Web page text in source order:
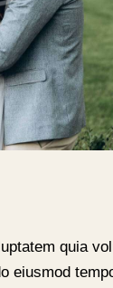
quia
eiusmod